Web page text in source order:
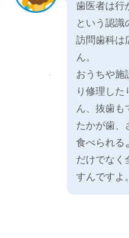
歯医者は行
という認識
訪問歯科は
ん。
おうちや施
り修理した
ん、抜歯も
たかが歯、
食べられる
だけでなく
すんですよ。